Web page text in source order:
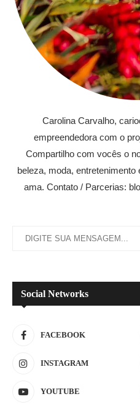
Carolina Carvalho,
empreendedora com o
Compartilho com vocês o
beleza, moda, entretenimento
ama. Contato / Parcerias:
Social Networks
FACEBOOK
INSTAGRAM
YOUTUBE